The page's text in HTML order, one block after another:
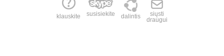
klauskite susisiekite dalintis
siųsti
draugui